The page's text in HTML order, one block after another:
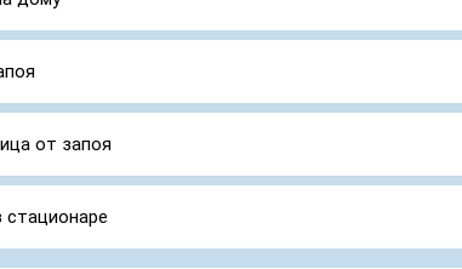
от запоя